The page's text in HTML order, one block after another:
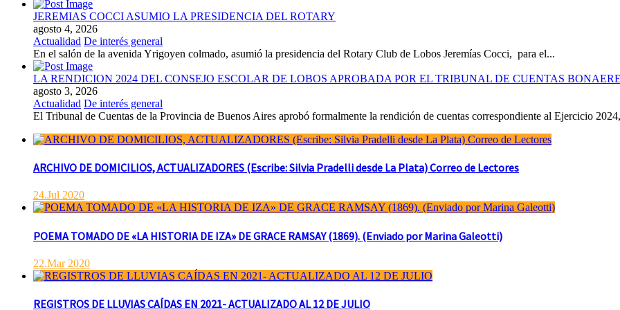
JEREMIAS COCCI ASUMIO LA PRESIDENCIA DEL ROTARY
agosto 4, 2026
Actualidad De interés general
En el salón de la avenida Yrigoyen colmado, asumió la presidencia del Rotary Club de Lobos Jeremías Cocci, para el...
LA RENDICION 2024 DEL CONSEJO ESCOLAR DE LOBOS APROBADA POR EL TRIBUNAL DE CUENTAS
agosto 3, 2026
Actualidad De interés general
El Tribunal de Cuentas de la Provincia de Buenos Aires aprobó formalmente la rendición de cuentas correspondiente al Ejercicio
ARCHIVO DE DOMICILIOS, ACTUALIZADORES (Escribe: Silvia Pradelli desde La Plata) Correo de Lectores
24.Jul 2020
POEMA TOMADO DE «LA HISTORIA DE IZA» DE GRACE RAMSAY (1869). (Enviado por Marina Galeotti)
22.Mar 2020
REGISTROS DE LLUVIAS CAÍDAS EN 2021- ACTUALIZADO AL 12 DE JULIO